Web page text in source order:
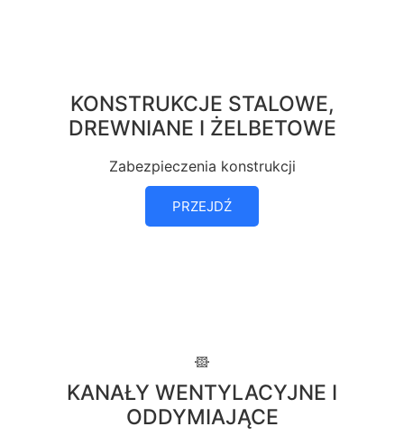
KONSTRUKCJE STALOWE,
DREWNIANE I ŻELBETOWE
Zabezpieczenia konstrukcji
PRZEJDŹ
KANAŁY WENTYLACYJNE I
ODDYMIAJĄCE